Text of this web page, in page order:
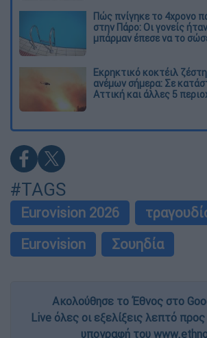
Πώς πνίγηκε το 4χρονο
στην Πάρο: Οι γονείς
μπάρμαν έπεσε να το
Εκρηκτικό κοκτέιλ
ανέμων σήμερα: Σε
Αττική και άλλες 5
#TAGS
Eurovision 2026
Eurovision
Σουηδία
Ακολούθησε το Έθνος στο
Live όλες οι εξελίξεις λεπτό
υπογραφή του